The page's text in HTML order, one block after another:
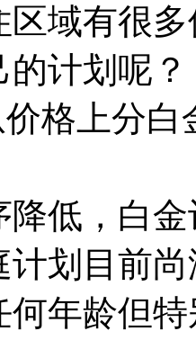
区域有很
计划呢？
上分白
降低，白
计划目前
何年龄但